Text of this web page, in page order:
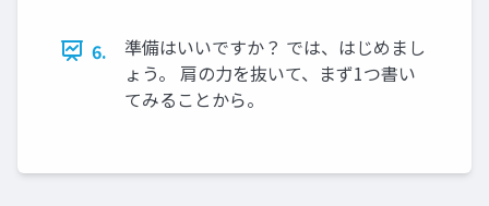
6.
準備はいいですか？ では、はじめまし
ょう。 肩の力を抜いて、まず1つ書い
てみることから。